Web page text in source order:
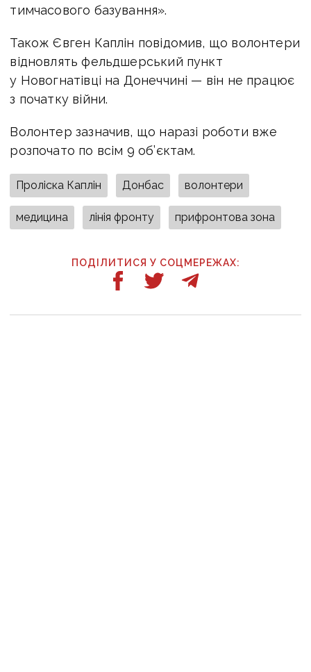
тимчасового базування».
Також Євген Каплін повідомив, що волонтери
відновлять фельдшерський пункт
у Новогнатівці на Донеччині — він не працює
з початку війни.
Волонтер зазначив, що наразі роботи вже
розпочато по всім 9 об’єктам.
Проліска Каплін Донбас волонтери
медицина лінія фронту прифронтова зона
ПОДІЛИТИСЯ У СОЦМЕРЕЖАХ: